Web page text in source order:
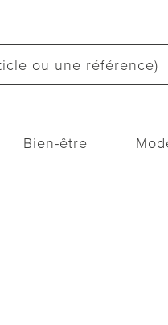
Bien-être